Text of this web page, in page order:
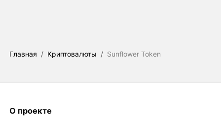
Главная / Криптовалюты / Sunflower Token
О проекте